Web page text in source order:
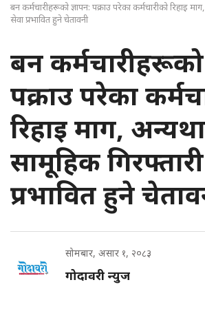
बन कर्मचारीहरूको ज्ञापन: पक्राउ परेका कर्मचारीको रिहाइ
सेवा प्रभावित हुने चेतावनी
बन कर्मचारीहरूको
पक्राउ परेका
रिहाइ माग, अन्यथा
सामूहिक
प्रभावित हुने
सोमबार, असार १, २०८३
गोदावरी न्युज